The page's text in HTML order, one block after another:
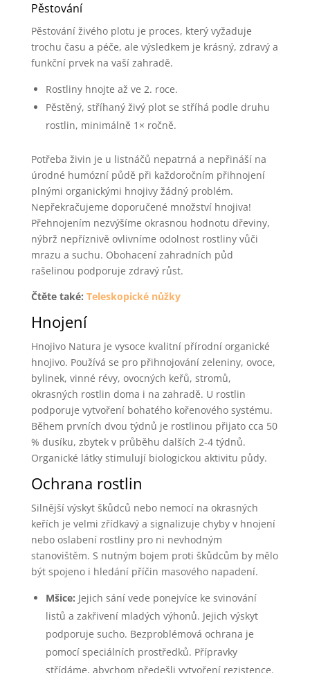
Pěstování
Pěstování živého plotu je proces, který vyžaduje
trochu času a péče, ale výsledkem je krásný, zdravý a
funkční prvek na vaší zahradě.
Rostliny hnojte až ve 2. roce.
Pěstěný, stříhaný živý plot se stříhá podle druhu
rostlin, minimálně 1× ročně.
Potřeba živin je u listnáčů nepatrná a nepřináší na
úrodné humózní půdě při každoročním přihnojení
plnými organickými hnojivy žádný problém.
Nepřekračujeme doporučené množství hnojiva!
Přehnojením nezvýšíme okrasnou hodnotu dřeviny,
nýbrž nepříznivě ovlivníme odolnost rostliny vůči
mrazu a suchu. Obohacení zahradních půd
rašelinou podporuje zdravý růst.
Čtěte také: Teleskopické nůžky
Hnojení
Hnojivo Natura je vysoce kvalitní přírodní organické
hnojivo. Používá se pro přihnojování zeleniny, ovoce,
bylinek, vinné révy, ovocných keřů, stromů,
okrasných rostlin doma i na zahradě. U rostlin
podporuje vytvoření bohatého kořenového systému.
Během prvních dvou týdnů je rostlinou přijato cca 50
% dusíku, zbytek v průběhu dalších 2-4 týdnů.
Organické látky stimulují biologickou aktivitu půdy.
Ochrana rostlin
Silnější výskyt škůdců nebo nemocí na okrasných
keřích je velmi zřídkavý a signalizuje chyby v hnojení
nebo oslabení rostliny pro ni nevhodným
stanovištěm. S nutným bojem proti škůdcům by mělo
být spojeno i hledání příčin masového napadení.
Mšice: Jejich sání vede ponejvíce ke svinování
listů a zakřivení mladých výhonů. Jejich výskyt
podporuje sucho. Bezproblémová ochrana je
pomocí speciálních prostředků. Přípravky
střídáme, abychom předešli vytvoření rezistence.